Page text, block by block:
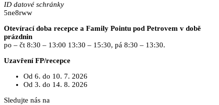
ID datové schránky
5ne8rww
Otevírací doba recepce a Family Pointu pod Petrovem v době
prázdnin
po – čt 8:30 – 13:00 13:30 – 15:30, pá 8:30 – 13:30.
Uzavření FP/recepce
Od 6. do 10. 7. 2026
Od 3. do 14. 8. 2026
Sledujte nás na